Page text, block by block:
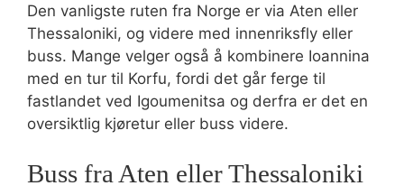
Den vanligste ruten fra Norge er via Aten eller
Thessaloniki, og videre med innenriksfly eller
buss. Mange velger også å kombinere Ioannina
med en tur til Korfu, fordi det går ferge til
fastlandet ved Igoumenitsa og derfra er det en
oversiktlig kjøretur eller buss videre.
Buss fra Aten eller Thessaloniki